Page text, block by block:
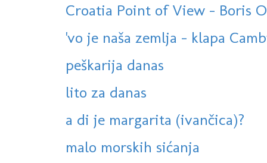
Croatia Point of View - Boris
'vo je naša zemlja - klapa
peškarija danas
lito za danas
a di je margarita (ivančica)?
malo morskih sićanja